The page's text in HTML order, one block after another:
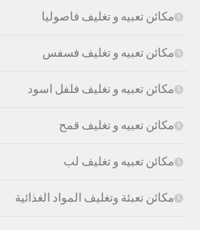
مكائن تعبيه و تغليف فاصوليا
مكائن تعبيه و تغليف فسفس
مكائن تعبيه و تغليف فلفل اسود
مكائن تعبيه و تغليف قمح
مكائن تعبيه و تغليف لب
مكائن تعبئة وتغليف المواد الغذائية